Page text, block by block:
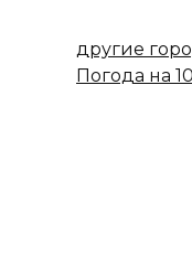
другие
Погода